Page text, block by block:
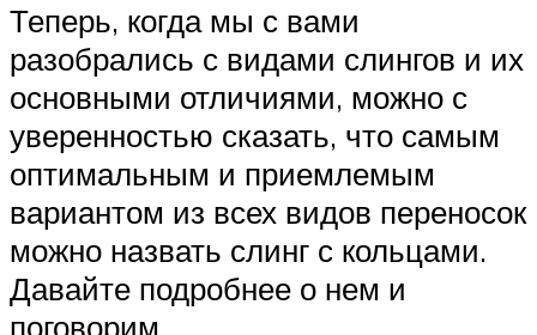
Теперь, когда мы с вами
разобрались с видами слингов и их
основными отличиями, можно с
уверенностью сказать, что самым
оптимальным и приемлемым
вариантом из всех видов переносок
можно назвать слинг с кольцами.
Давайте подробнее о нем и
поговорим.